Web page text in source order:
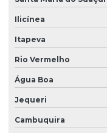
Ilicínea
Itapeva
Rio Vermelho
Água Boa
Jequeri
Cambuquira